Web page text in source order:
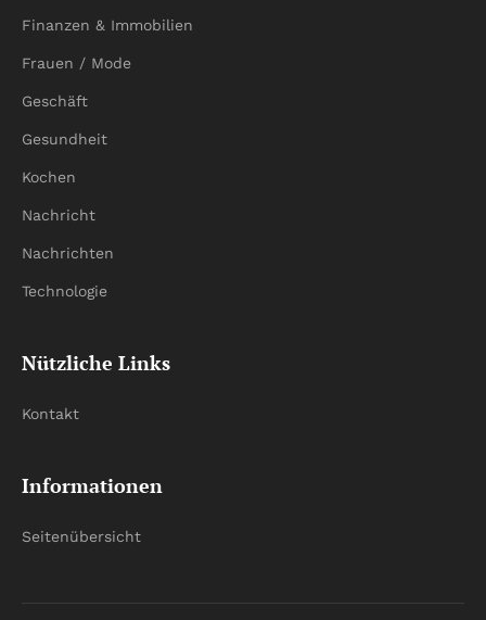
Finanzen & Immobilien
Frauen / Mode
Geschäft
Gesundheit
Kochen
Nachricht
Nachrichten
Technologie
Nützliche Links
Kontakt
Informationen
Seitenübersicht